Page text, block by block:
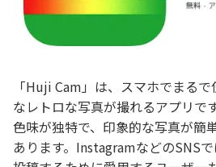
「Huji Cam」は、スマホでまる
なレトロな写真が撮れるアプリで
色味が独特で、印象的な写真が簡
あります。InstagramなどのSNS